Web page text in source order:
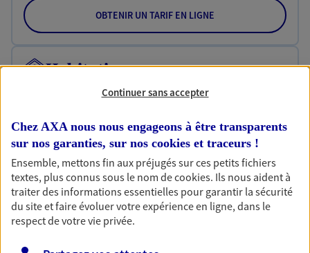
OBTENIR UN TARIF EN LIGNE
Habitation
Votre logement est unique, comme vous. Le
contrat Ma Maison assure votre sérénité en
protégeant ce qui vous tient à coeur.
Découvrir l'offre Habitation
OBTENIR UN TARIF EN LIGNE
Garantie Accidents de la Vie
Bricoleuse, féru de jardinage, pâtissier en herbe
Continuer sans accepter
Chez AXA nous nous engageons à être transparents
sur nos garanties, sur nos cookies et traceurs !
Ensemble, mettons fin aux préjugés sur ces petits fichiers
textes, plus connus sous le nom decookies. Ils nous aident à
traiter des informations essentielles pour garantir la sécurité
du site et faire évoluer votre expérience en ligne, dans le
respect de votre vie privée.